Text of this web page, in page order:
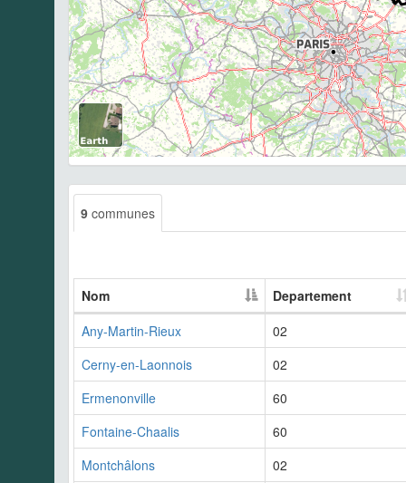
9 communes
Nom
Departement
Any-Martin-Rieux
02
Cerny-en-Laonnois
02
Ermenonville
60
Fontaine-Chaalis
60
Montchâlons
02